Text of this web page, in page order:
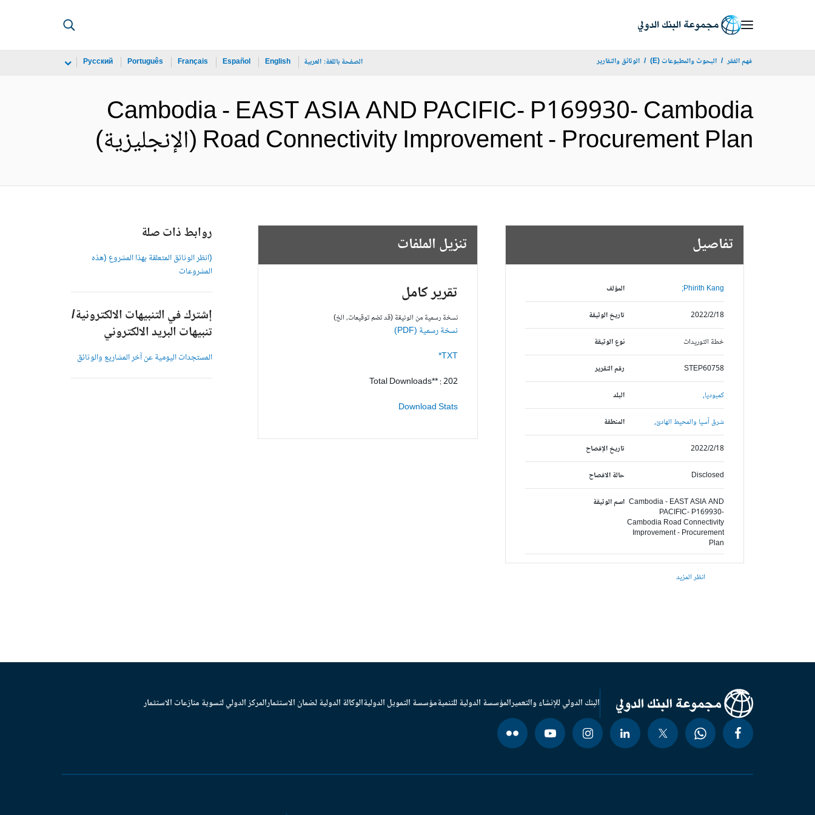
فهم الفقر البحوث والمطبوعات (E) الوثائق والتقارير الصفحة باللغة: العربية English
Español
Français
Português
Русский
Cambodia - EAST ASIA AND PACIFIC- P169930- Cambodia
Road Connectivity Improvement - Procurement Plan (الإنجليزية)
تفاصيل
المؤلف Phirith Kang;
تاريخ الوثيقة 2022/2/18
نوع الوثيقة خطة التوريدات
رقم التقرير STEP60758
البلد كمبوديا,
المنطقة شرق آسيا والمحيط الهادئ,
تاريخ الإفصاح 2022/2/18
حالة الافصاح Disclosed
اسم الوثيقة Cambodia - EAST ASIA AND
PACIFIC- P169930-
Cambodia Road Connectivity
Improvement - Procurement
Plan
انظر المزيد
تنزيل الملفات
تقرير كامل
نسخة رسمية من الوثيقة (قد تضم توقيعات، الخ)
نسخة رسمية (PDF)
TXT*
Total Downloads** : 202
Download Stats
روابط ذات صلة
(انظر الوثائق المتعلقة بهذا المشروع (هذه
المشروعات
إشترك في التنبيهات الالكترونية/
تنبيهات البريد الالكتروني
المستجدات اليومية عن آخر المشاريع والوثائق
البنك الدولي للإنشاء والتعميرالمؤسسة الدولية للتنميةمؤسسة التمويل الدوليةالوكالة الدولية لضمان الاستثمارالمركز الدولي لتسوية منازعات الاستثمار